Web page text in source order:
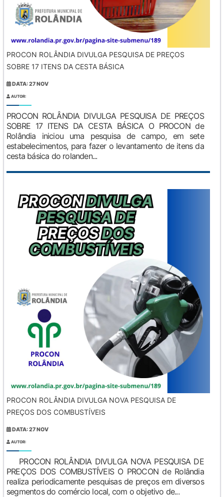
PROCON ROLÂNDIA DIVULGA PESQUISA DE PREÇOS
SOBRE 17 ITENS DA CESTA BÁSICA
DATA: 27 NOV
AUTOR:
PROCON ROLÂNDIA DIVULGA PESQUISA DE PREÇOS
SOBRE 17 ITENS DA CESTA BÁSICA O PROCON de
Rolândia iniciou uma pesquisa de campo, em sete
estabelecimentos, para fazer o levantamento de itens da
cesta básica do rolanden...
PROCON ROLÂNDIA DIVULGA NOVA PESQUISA DE
PREÇOS DOS COMBUSTÍVEIS
DATA: 27 NOV
AUTOR:
PROCON ROLÂNDIA DIVULGA NOVA PESQUISA DE
PREÇOS DOS COMBUSTÍVEIS O PROCON de Rolândia
realiza periodicamente pesquisas de preços em diversos
segmentos do comércio local, com o objetivo de...